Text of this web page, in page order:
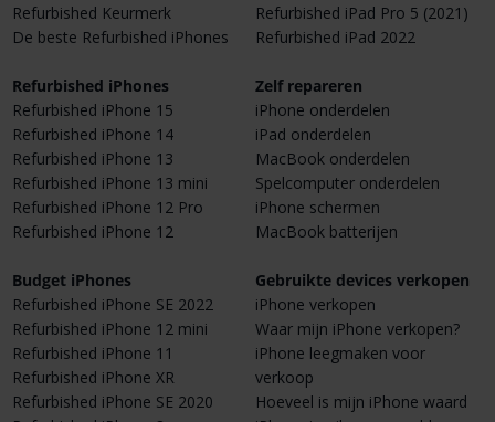
Refurbished Keurmerk
De beste Refurbished iPhones
Refurbished iPhones
Refurbished iPhone 15
Refurbished iPhone 14
Refurbished iPhone 13
Refurbished iPhone 13 mini
Refurbished iPhone 12 Pro
Refurbished iPhone 12
Budget iPhones
Refurbished iPhone SE 2022
Refurbished iPhone 12 mini
Refurbished iPhone 11
Refurbished iPhone XR
Refurbished iPhone SE 2020
Refurbished iPad Pro 5 (2021)
Refurbished iPad 2022
Zelf repareren
iPhone onderdelen
iPad onderdelen
MacBook onderdelen
Spelcomputer onderdelen
iPhone schermen
MacBook batterijen
Gebruikte devices verkopen
iPhone verkopen
Waar mijn iPhone verkopen?
iPhone leegmaken voor
verkoop
Hoeveel is mijn iPhone waard